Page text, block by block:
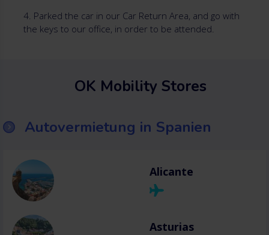
4. Parked the car in our Car Return Area, and go with
the keys to our office, in order to be attended.
OK Mobility Stores
Autovermietung in Spanien
Alicante
Asturias